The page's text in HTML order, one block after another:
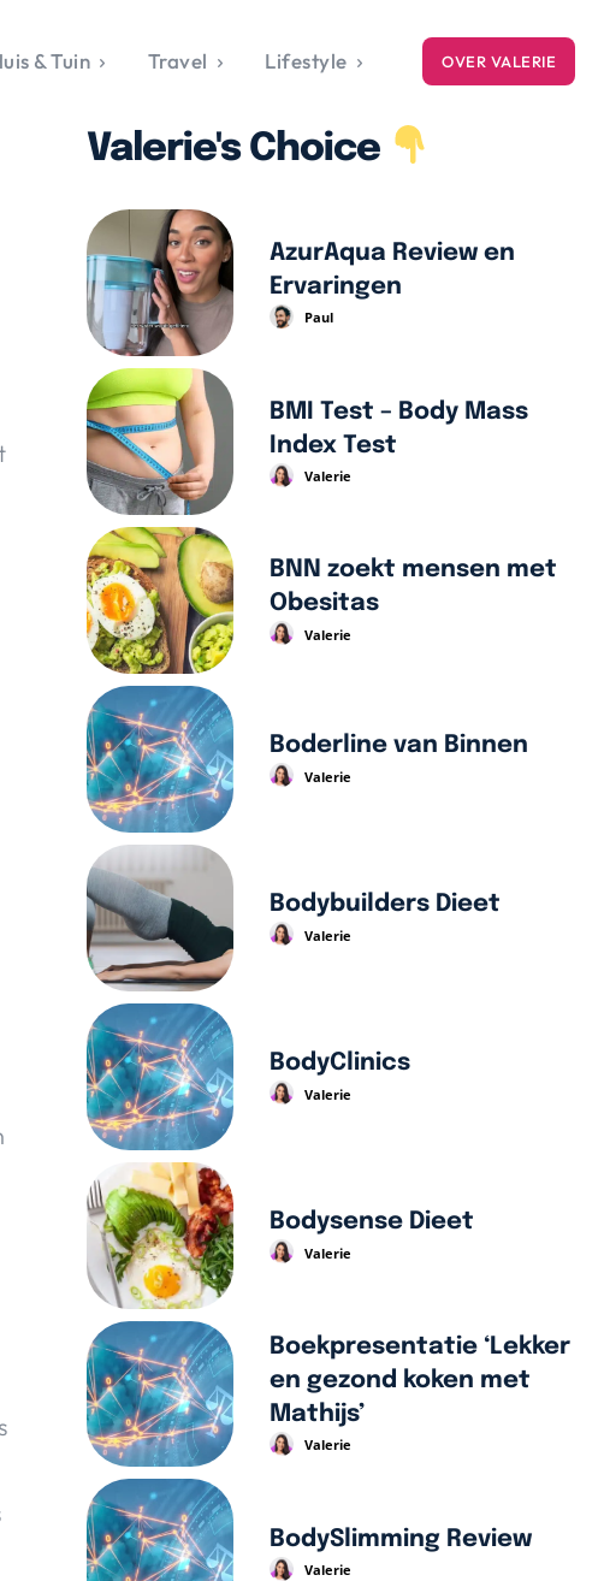
Lifestyle
& Tuin Travel Lifestyle OVER VALERIE
Valerie's Choice
AzurAqua Review en
Ervaringen
Paul
BMI Test – Body Mass
Index Test
Valerie
BNN zoekt mensen met
Obesitas
Valerie
Boderline van Binnen
Valerie
Bodybuilders Dieet
Valerie
BodyClinics
Valerie
Bodysense Dieet
Valerie
Boekpresentatie ‘Lekker
en gezond koken met
Mathijs’
Valerie
BodySlimming Review
Valerie